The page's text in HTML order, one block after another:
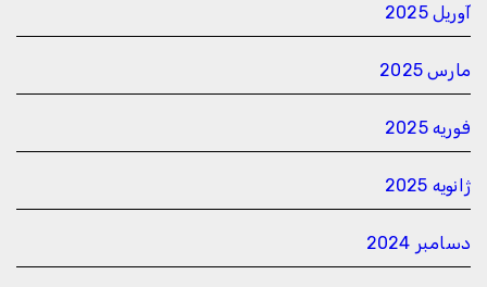
آوریل 2025
مارس 2025
فوریه 2025
ژانویه 2025
دسامبر 2024